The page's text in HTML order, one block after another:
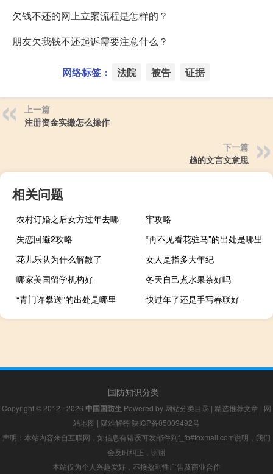
欠钱不还的网上立案流程是怎样的？
朋友欠我钱不还起诉需要注意什么？
网络标签： 法院 被告 证据
上一篇
注册资金实缴怎么操作
下一篇
趋的文言文意思
相关问题
农村订婚之后女方过年去哪
牢攻略
失恋回避2攻略
“再不见看花驻马”的出处是哪里
花儿乐队为什么解散了
女人是指多大年纪
哪家美国留学机构好
冬天自己煮水果茶好吗
“青门许攀送”的出处是哪里
快过年了还是手写春联好
国防知识分类
Copyright © 2012 - 2026 中国国防生 Powered by 网站分类目录 | 精选推荐文章 | 网
站地图 | 疑难解答 陕ICP备05009492号
声明：本站内容来自互联网，如信息有错误可发邮件到f_fb#foxmail.com说明，我们
会及时纠正，谢谢
本站仅为个人兴趣爱好，不接盈利性广告及商业合作